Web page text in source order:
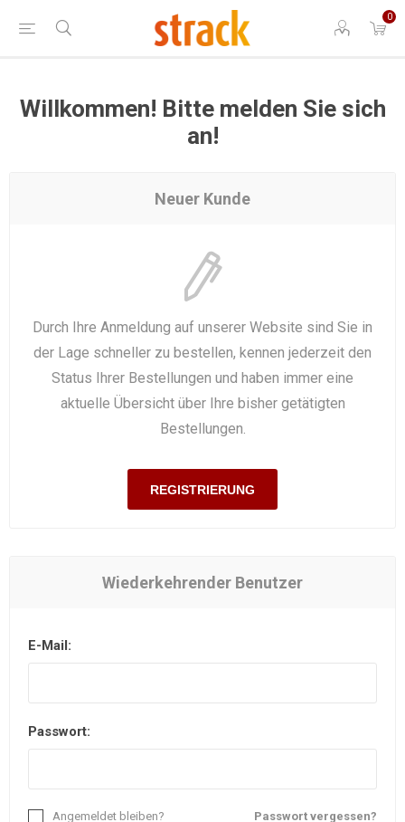
0
Willkommen! Bitte melden Sie sich
an!
Neuer Kunde
Durch Ihre Anmeldung auf unserer Website sind Sie in
der Lage schneller zu bestellen, kennen jederzeit den
Status Ihrer Bestellungen und haben immer eine
aktuelle Übersicht über Ihre bisher getätigten
Bestellungen.
REGISTRIERUNG
Wiederkehrender Benutzer
E-Mail:
Passwort:
Passwort vergessen?
Angemeldet bleiben?